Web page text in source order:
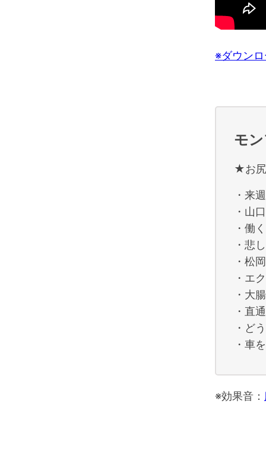
※ダウン
モ
★お
・来
・山
・働
・悲
・松
・エ
・大
・直
・ど
・車
※効果音：